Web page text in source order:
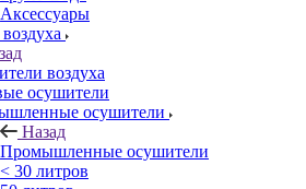
Аксессуары
воздуха
осушители
осушители
Назад
Промышленные осушители
< 30 литров